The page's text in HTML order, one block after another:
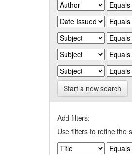
Start a new search
Add filters:
Use filters to refine the